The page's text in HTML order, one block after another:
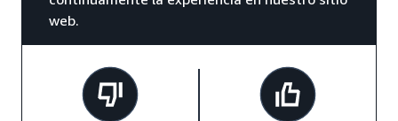
web.